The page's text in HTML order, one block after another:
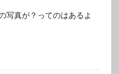
写真が？ってのはあるよ